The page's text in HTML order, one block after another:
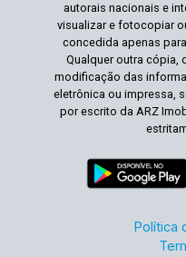
autorais nacionais e
visualizar e fotocopiar
concedida apenas
Qualquer outra cópia,
modificação das
eletrônica ou impressa,
por escrito da ARZ
Política